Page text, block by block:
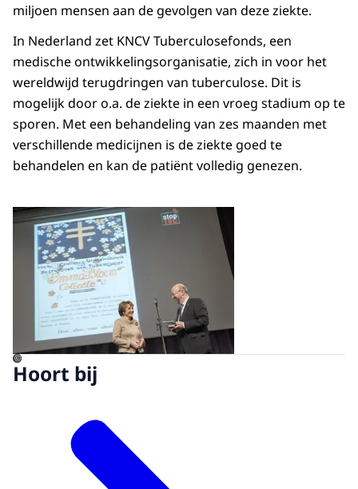
miljoen mensen aan de gevolgen van deze ziekte.
In Nederland zet KNCV Tuberculosefonds, een
medische ontwikkelingsorganisatie, zich in voor het
wereldwijd terugdringen van tuberculose. Dit is
mogelijk door o.a. de ziekte in een vroeg stadium op te
sporen. Met een behandeling van zes maanden met
verschillende medicijnen is de ziekte goed te
behandelen en kan de patiënt volledig genezen.
Open de galerij in vergrote
©
Hoort bij